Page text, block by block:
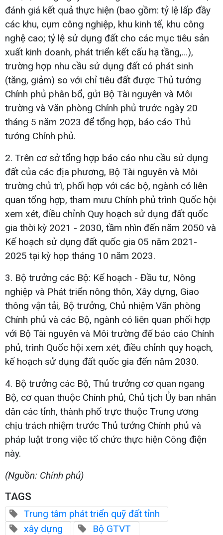
đánh giá kết quả thực hiện (bao gồm: tỷ lệ lấp đầy
các khu, cụm công nghiệp, khu kinh tế, khu công
nghệ cao; tỷ lệ sử dụng đất cho các mục tiêu sản
xuất kinh doanh, phát triển kết cấu hạ tầng,…),
trường hợp nhu cầu sử dụng đất có phát sinh
(tăng, giảm) so với chỉ tiêu đất được Thủ tướng
Chính phủ phân bổ, gửi Bộ Tài nguyên và Môi
trường và Văn phòng Chính phủ trước ngày 20
tháng 5 năm 2023 để tổng hợp, báo cáo Thủ
tướng Chính phủ.
2. Trên cơ sở tổng hợp báo cáo nhu cầu sử dụng
đất của các địa phương, Bộ Tài nguyên và Môi
trường chủ trì, phối hợp với các bộ, ngành có liên
quan tổng hợp, tham mưu Chính phủ trình Quốc hội
xem xét, điều chỉnh Quy hoạch sử dụng đất quốc
gia thời kỳ 2021 - 2030, tầm nhìn đến năm 2050 và
Kế hoạch sử dụng đất quốc gia 05 năm 2021-
2025 tại kỳ họp tháng 10 năm 2023.
3. Bộ trưởng các Bộ: Kế hoạch - Đầu tư, Nông
nghiệp và Phát triển nông thôn, Xây dựng, Giao
thông vận tải, Bộ trưởng, Chủ nhiệm Văn phòng
Chính phủ và các Bộ, ngành có liên quan phối hợp
với Bộ Tài nguyên và Môi trường để báo cáo Chính
phủ, trình Quốc hội xem xét, điều chỉnh quy hoạch,
kế hoạch sử dụng đất quốc gia đến năm 2030.
4. Bộ trưởng các Bộ, Thủ trưởng cơ quan ngang
Bộ, cơ quan thuộc Chính phủ, Chủ tịch Ủy ban nhân
dân các tỉnh, thành phố trực thuộc Trung ương
chịu trách nhiệm trước Thủ tướng Chính phủ và
pháp luật trong việc tổ chức thực hiện Công điện
này.
(Nguồn: Chính phủ)
TAGS
Trung tâm phát triển quỹ đất tỉnh
xây dựng
Bộ GTVT